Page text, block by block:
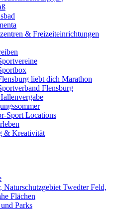
& Freizeiteinrichtungen
liebt dich Marathon
Flensburg
Sport Locations
& Kreativität
Naturschutzgebiet Twedter Feld,
Flächen
Parks